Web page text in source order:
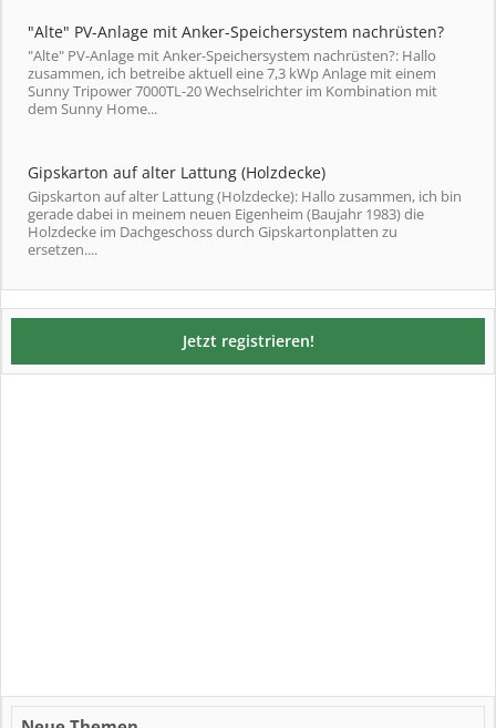
"Alte" PV-Anlage mit Anker-Speichersystem nachrüsten?
"Alte" PV-Anlage mit Anker-Speichersystem nachrüsten?: Hallo
zusammen, ich betreibe aktuell eine 7,3 kWp Anlage mit einem
Sunny Tripower 7000TL-20 Wechselrichter im Kombination mit
dem Sunny Home...
Gipskarton auf alter Lattung (Holzdecke)
Gipskarton auf alter Lattung (Holzdecke): Hallo zusammen, ich bin
gerade dabei in meinem neuen Eigenheim (Baujahr 1983) die
Holzdecke im Dachgeschoss durch Gipskartonplatten zu
ersetzen....
Jetzt registrieren!